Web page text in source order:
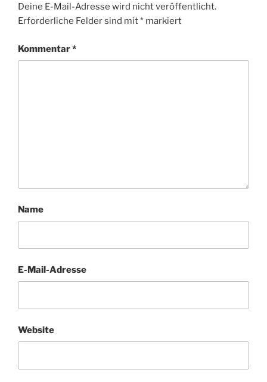
Deine E-Mail-Adresse wird nicht veröffentlicht.
Erforderliche Felder sind mit* markiert
Kommentar*
Name
E-Mail-Adresse
Website